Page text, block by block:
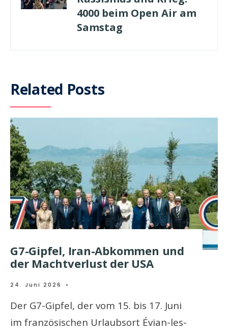
4000 beim Open Air am
Samstag
Related Posts
G7-Gipfel, Iran-Abkommen und
der Machtverlust der USA
24. Juni 2026 •
Der G7-Gipfel, der vom 15. bis 17. Juni
im französischen Urlaubsort Évian-les-